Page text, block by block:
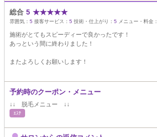
総合 5 ★★★★★
雰囲気： 5 接客サービス： 5 技術・仕上がり： 5 メニュー・料金：
施術がとてもスピーディーで良かったです！
あっという間に終わりました！
またよろしくお願いします！
予約時のクーポン・メニュー
↓↓ 脱毛メニュー ↓↓
ｴｽﾃ